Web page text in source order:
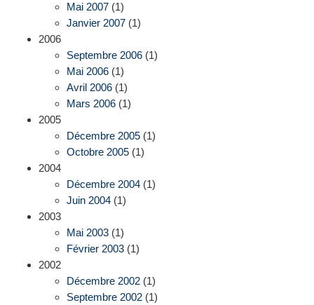
Mai 2007 (1)
Janvier 2007 (1)
2006
Septembre 2006 (1)
Mai 2006 (1)
Avril 2006 (1)
Mars 2006 (1)
2005
Décembre 2005 (1)
Octobre 2005 (1)
2004
Décembre 2004 (1)
Juin 2004 (1)
2003
Mai 2003 (1)
Février 2003 (1)
2002
Décembre 2002 (1)
Septembre 2002 (1)